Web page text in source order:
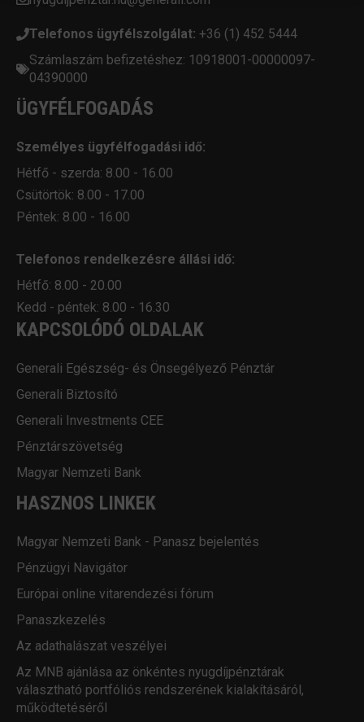
Telefonos ügyfélszolgálat: +36 (1) 452 5444
Számlaszám befizetéshez: 10918001-00000097-
04390000
ÜGYFÉLFOGADÁS
Személyes ügyfélfogadási idő:
Hétfő - szerda: 8.00 - 16.00
Csütörtök: 8.00 - 17.00
Péntek: 8.00 - 16.00
Telefonos rendelkezésre állási idő:
Hétfő: 8.00 - 20.00
Kedd - péntek: 8.00 - 16.30
KAPCSOLÓDÓ OLDALAK
Generali Egészség- és Önsegélyező Pénztár
Generali Biztosító
Generali Investments CEE
Pénztárszövetség
Magyar Nemzeti Bank
HASZNOS LINKEK
Magyar Nemzeti Bank - Panasz bejelentés
Pénzügyi Navigátor
Európai online vitarendezési fórum
Panaszkezelés
Az adathalászat veszélyei
Az MNB ajánlása az önkéntes nyugdíjpénztárak
választható portfóliós rendszerének kialakításáról,
működtetéséről